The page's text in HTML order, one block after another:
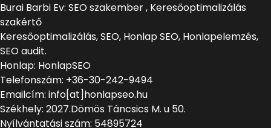
Burai Barbi Ev: SEO szakember , Keresőoptimalizálás
szakértő
Keresőoptimalizálás, SEO, Honlap SEO, Honlapelemzés,
SEO audit.
Honlap: HonlapSEO
Telefonszám: +36-30-242-9494
Emailcím: info[at]honlapseo.hu
Székhely: 2027.Dömös Táncsics M. u 50.
Nyílvántatási szám: 54895724